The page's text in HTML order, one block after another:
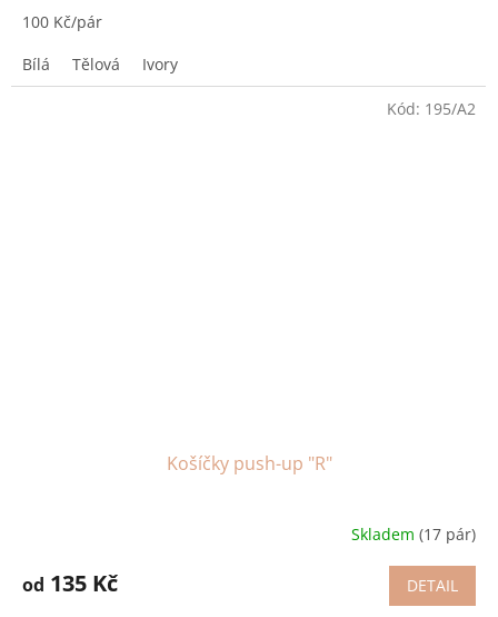
100 Kč/pár
Bílá
Tělová Ivory
Košíčky push-up "R"
Skladem (17 pár)
od 135 Kč DETAIL
Kód: 195/A2